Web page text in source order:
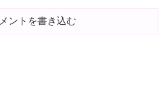
ントを書き込む